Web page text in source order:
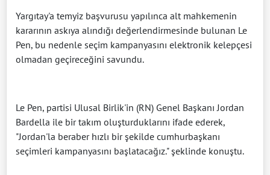
Yargıtay'a temyiz başvurusu yapılınca alt mahkemenin
kararının askıya alındığı değerlendirmesinde bulunan Le
Pen, bu nedenle seçim kampanyasını elektronik kelepçesi
olmadan geçireceğini savundu.
Le Pen, partisi Ulusal Birlik'in (RN) Genel Başkanı Jordan
Bardella ile bir takım oluşturduklarını ifade ederek,
"Jordan'la beraber hızlı bir şekilde cumhurbaşkanı
seçimleri kampanyasını başlatacağız." şeklinde konuştu.